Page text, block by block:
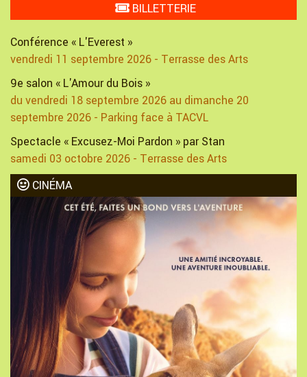
BILLETTERIE
Conférence « L'Everest »
vendredi 11 septembre 2026 - Terrasse des Arts
9e salon « L'Amour du Bois »
du vendredi 18 septembre 2026 au dimanche 20
septembre 2026 - Parking face à TACVL
Spectacle « Excusez-Moi Pardon » par Stan
samedi 03 octobre 2026 - Terrasse des Arts
CINÉMA